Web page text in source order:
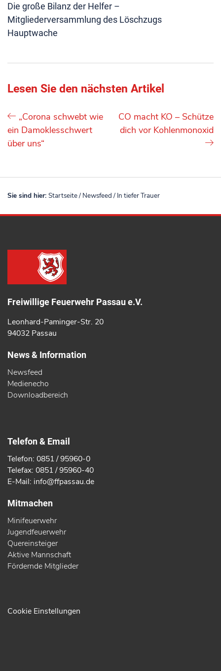
Die große Bilanz der Helfer –
Mitgliederversammlung des Löschzugs
Hauptwache
Lesen Sie den nächsten Artikel
„Corona schwebt wie
ein Damoklesschwert
über uns“
CO macht KO – Schütze
dich vor Kohlenmonoxid
Sie sind hier: Startseite/ Newsfeed/ In tiefer Trauer
Freiwillige Feuerwehr Passau e.V.
Leonhard-Paminger-Str. 20
94032 Passau
News & Information
Newsfeed
Medienecho
Downloadbereich
Telefon & Email
Telefon: 0851 / 95960-0
Telefax: 0851 / 95960-40
E-Mail: info@ffpassau.de
Mitmachen
Minifeuerwehr
Jugendfeuerwehr
Quereinsteiger
Aktive Mannschaft
Fördernde Mitglieder
Cookie Einstellungen